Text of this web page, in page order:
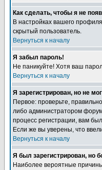
Как сделать, чтобы я не
В настройках вашего
скрытый пользователь.
Вернуться к началу
Я забыл пароль!
Не паникуйте! Хотя ваш
Вернуться к началу
Я зарегистрирован, но не
Первое: проверьте,
либо администратором
процесс регистрации, вам
Если же вы уверены, что
Вернуться к началу
Я был зарегистрирован, но
Наиболее вероятные